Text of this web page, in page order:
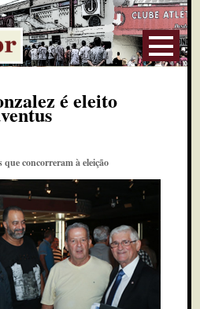
é eleito
concorreram à eleição